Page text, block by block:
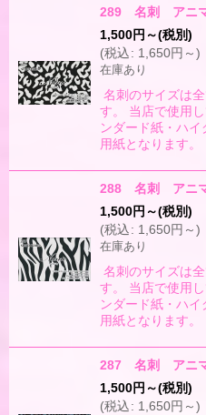
289 名刺 アニマ
1,500円 ～(税別)
(税込: 1,650円 ～)
在庫あり
名刺のサイズは
す。 当店で使用
ンダード紙・ハ
用紙となります
288 名刺 アニマ
1,500円 ～(税別)
(税込: 1,650円 ～)
在庫あり
名刺のサイズは
す。 当店で使用
ンダード紙・ハ
用紙となります
287 名刺 アニマ
1,500円 ～(税別)
(税込: 1,650円 ～)